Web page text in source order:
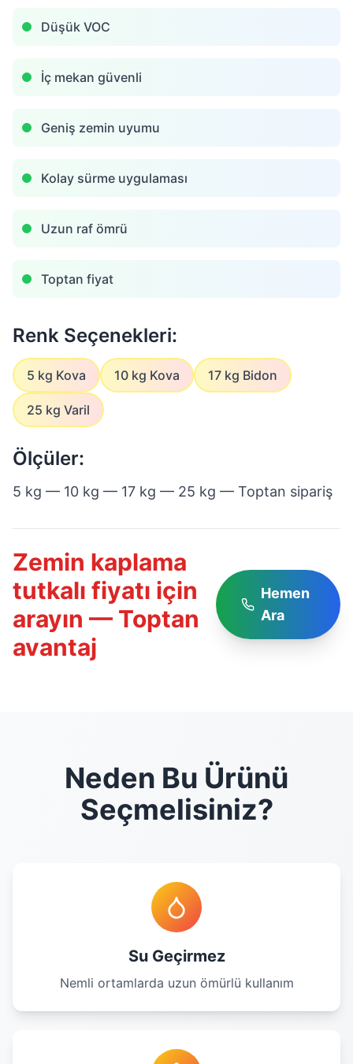
Düşük VOC
İç mekan güvenli
Geniş zemin uyumu
Kolay sürme uygulaması
Uzun raf ömrü
Toptan fiyat
Renk Seçenekleri:
5 kg Kova 10 kg Kova 17 kg Bidon
25 kg Varil
Ölçüler:
5 kg — 10 kg — 17 kg — 25 kg — Toptan sipariş
Zemin kaplama
tutkalı fiyatı için
arayın — Toptan
avantaj
Hemen
Ara
Neden Bu Ürünü
Seçmelisiniz?
Su Geçirmez
Nemli ortamlarda uzun ömürlü kullanım